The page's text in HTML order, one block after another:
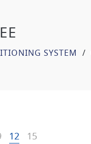
SYSTEM /
12 15